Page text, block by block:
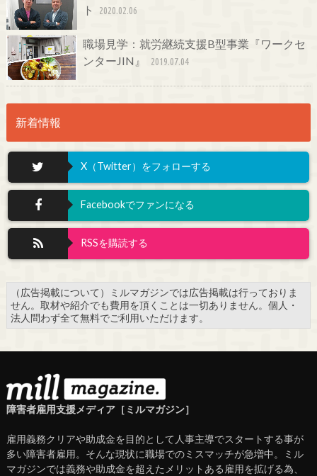
ト
2020.02.06
職場見学：就労継続支援B型事業『ワークセ
ンターJIN』
2019.07.04
新着情報
X（Twitter）をフォローする
Facebookでファンになる
RSSを購読する
（広告掲載について）ミルマガジンでは広告掲載は行っておりま
せん。取材や紹介でも費用を頂くことは一切ありません。個人・
法人問わず全て無料でご利用いただけます。
障害者雇用支援メディア［ミルマガジン］
雇用義務クリアや助成金を目的として人事主導でスタートする事が
多い障害者雇用。そんな現状に職場でのミスマッチが急増中。ミル
マガジンでは義務や助成金を超えたメリットある雇用を拡げる為、